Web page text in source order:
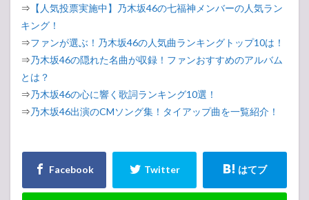
⇒ 【人気投票実施中】乃木坂46の七福神メンバーの人気ラン
キング！
⇒ファンが選ぶ！乃木坂46の人気曲ランキングトップ10は！
⇒乃木坂46の隠れた名曲が収録！ファンおすすめのアルバム
とは？
⇒乃木坂46の心に響く歌詞ランキング10選！
⇒乃木坂46出演のCMソング集！タイアップ曲を一覧紹介！